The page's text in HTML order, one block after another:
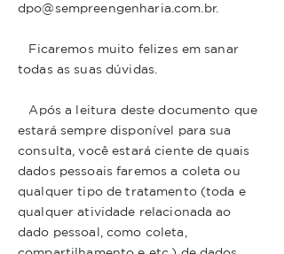
dpo@sempreengenharia.com.br.
Ficaremos muito felizes em sanar
todas as suas dúvidas.
Após a leitura deste documento que
estará sempre disponível para sua
consulta, você estará ciente de quais
dados pessoais faremos a coleta ou
qualquer tipo de tratamento (toda e
qualquer atividade relacionada ao
dado pessoal, como coleta,